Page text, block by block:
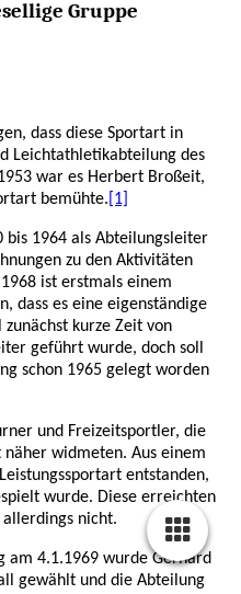
Gruppe
dass diese Sportart in
Leichtathletikabteilung des
war es Herbert Broßeit,
bemühte. [1]
1964 als Abteilungsleiter
zu den Aktivitäten
ist erstmals einem
dass es eine eigenständige
kurze Zeit von
geführt wurde, doch soll
schon 1965 gelegt worden
und Freizeitsportler, die
widmeten. Aus einem
entstanden,
wurde. Diese erreichten
allerdings nicht.
am 4.1.1969 wurde Gerhard
gewählt und die Abteilung